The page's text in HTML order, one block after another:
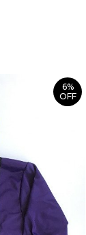
6%
OFF